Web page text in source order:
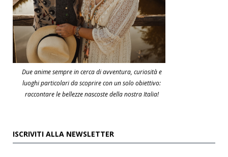
Due anime sempre in cerca di avventura, curiosità e
luoghi particolari da scoprire con un solo obiettivo:
raccontare le bellezze nascoste della nostra Italia!
ISCRIVITI ALLA NEWSLETTER